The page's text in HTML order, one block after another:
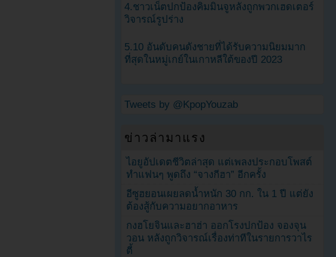
4.ชาวเน็ตปกป้องคิมมินจูหลังถูกพวกเฮดเตอร์
วิจารณ์รูปร่าง
5.10 อันดับคนดังชายที่ได้รับความนิยมมาก
ที่สุดในหมู่เกย์ในเกาหลีใต้ของปี 2023
Tweets by @KpopYouzab
ข่าวล่ามาแรง
ไอยูอัปเดตชีวิตล่าสุด แต่เพลงประกอบโพสต์
ทำแฟนๆ พูดถึง “จางกีฮา” อีกครั้ง
อีซูฮยอนเผยลดน้ำหนัก 30 กก. ใน 1 ปี แต่ยัง
ต้องสู้กับความอยากอาหาร
กงฮโยจินและฮาฮ่า ออกโรงปกป้อง จองจุน
วอน หลังถูกวิจารณ์เรื่องท่าทีในรายการวาไร
ตี้